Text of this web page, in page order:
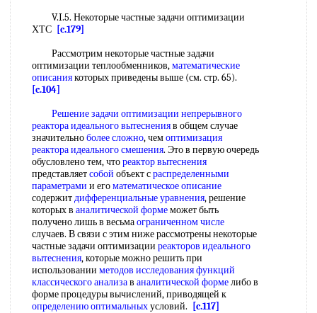
V.I.5. Некоторые частные задачи оптимизации
ХТС [c.179]
Рассмотрим некоторые частные задачи
оптимизации теплообменников,математические
описаниякоторых приведены выше (см. стр. 65).
[c.104]
Решение задачи оптимизации непрерывного
реактора идеального вытесненияв общем случае
значительноболее сложно, чемоптимизация
реактора идеального смешения. Это в первую очередь
обусловлено тем, чтореактор вытеснения
представляетсобой объект сраспределенными
параметрами и егоматематическое описание
содержитдифференциальные уравнения, решение
которых в аналитической формеможет быть
получено лишь в весьмаограниченном числе
случаев. В связи с этим ниже рассмотрены некоторые
частные задачи оптимизации реакторов идеального
вытеснения, которые можно решить при
использовании методов исследования функций
классического анализав аналитической формелибо в
форме процедуры вычислений, приводящей к
определению оптимальныхусловий.
[c.117]